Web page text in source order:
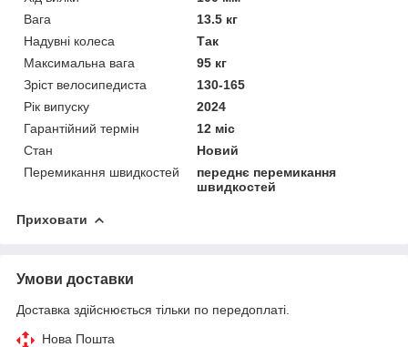
Вага
13.5 кг
Надувні колеса
Так
Максимальна вага
95 кг
Зріст велосипедиста
130-165
Рік випуску
2024
Гарантійний термін
12 міс
Стан
Новий
Перемикання швидкостей
переднє перемикання
швидкостей
Приховати
Умови доставки
Доставка здійснюється тільки по передоплаті.
Нова Пошта